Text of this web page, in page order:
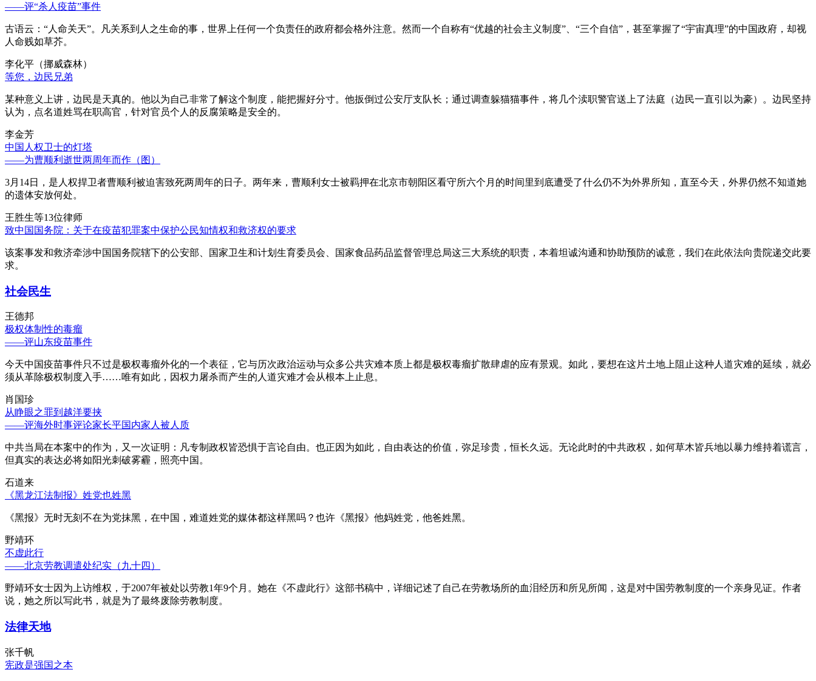
——评“杀人疫苗”事件
古语云：“人命关天”。凡关系到人之生命的事，世界上任何一个负责任的政府都会格外注意。然而一个自称有“优越的社会主义制度”、“三个自信”，甚至掌握了“宇宙真理”的中国政府，却视
人命贱如草芥。
李化平（挪威森林）
等您，边民兄弟
某种意义上讲，边民是天真的。他以为自己非常了解这个制度，能把握好分寸。他扳倒过公安厅支队长；通过调查躲猫猫事件，将几个渎职警官送上了法庭（边民一直引以为豪）。边民坚持
认为，点名道姓骂在职高官，针对官员个人的反腐策略是安全的。
李金芳
中国人权卫士的灯塔
——为曹顺利逝世两周年而作（图）
3月14日，是人权捍卫者曹顺利被迫害致死两周年的日子。两年来，曹顺利女士被羁押在北京市朝阳区看守所六个月的时间里到底遭受了什么仍不为外界所知，直至今天，外界仍然不知道她
的遗体安放何处。
王胜生等13位律师
致中国国务院：关于在疫苗犯罪案中保护公民知情权和救济权的要求
该案事发和救济牵涉中国国务院辖下的公安部、国家卫生和计划生育委员会、国家食品药品监督管理总局这三大系统的职责，本着坦诚沟通和协助预防的诚意，我们在此依法向贵院递交此要
求。
社会民生
王德邦
极权体制性的毒瘤
——评山东疫苗事件
今天中国疫苗事件只不过是极权毒瘤外化的一个表征，它与历次政治运动与众多公共灾难本质上都是极权毒瘤扩散肆虐的应有景观。如此，要想在这片土地上阻止这种人道灾难的延续，就必
须从革除极权制度入手……唯有如此，因权力屠杀而产生的人道灾难才会从根本上止息。
肖国珍
从睁眼之罪到越洋要挟
——评海外时事评论家长平国内家人被人质
中共当局在本案中的作为，又一次证明：凡专制政权皆恐惧于言论自由。也正因为如此，自由表达的价值，弥足珍贵，恒长久远。无论此时的中共政权，如何草木皆兵地以暴力维持着谎言，
但真实的表达必将如阳光刺破雾霾，照亮中国。
石道来
《黑龙江法制报》姓党也姓黑
《黑报》无时无刻不在为党抹黑，在中国，难道姓党的媒体都这样黑吗？也许《黑报》他妈姓党，他爸姓黑。
野靖环
不虚此行
——北京劳教调遣处纪实（九十四）
野靖环女士因为上访维权，于2007年被处以劳教1年9个月。她在《不虚此行》这部书稿中，详细记述了自己在劳教场所的血泪经历和所见所闻，这是对中国劳教制度的一个亲身见证。作者
说，她之所以写此书，就是为了最终废除劳教制度。
法律天地
张千帆
宪政是强国之本